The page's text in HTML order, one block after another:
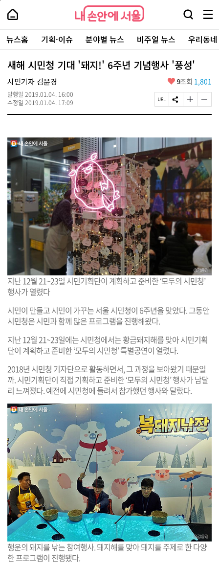
본
로
가
내
손
안
에
서
울
-
서
울
시
대
표
소
털
내
손
에
울
검
창
열
기
메
뉴
전
체
보
주
요
서
뉴스홈 기획·이슈 분야별 뉴스 비주얼 뉴스 우리동
새해 시민청 기대 '돼지!' 6주년 기념행사 '풍성'
시민기자 김윤경
발행일 2019.01.04. 16:00
수정일 2019.01.04. 17:09
좋
요
9조회 1,801
페
이
R
L
복
사
S
N
유
하
기
글
자
크
게
변
경
하
기
글
자
작
게
경
하
기
지난 12월 21~23일 시민기획단이 계획하고 준비한 ‘모두의 시민청’
행사가 열렸다
시민이 만들고 시민이 가꾸는 서울 시민청이 6주년을 맞았다. 그동안
시민청은 시민과 함께 많은 프로그램을 진행해왔다.
지난 12월 21~23일에는 시민청에서는 황금돼지해를 맞아 시민기획
단이 계획하고 준비한 ‘모두의 시민청’ 특별공연이 열렸다.
2018년 시민청 기자단으로 활동하면서, 그 과정을 보아왔기 때문일
까. 시민기획단이 직접 기획하고 준비한 ‘모두의 시민청’ 행사가 남달
리 느껴졌다. 예전에 시민청에 들려서 참가했던 행사와 달랐다.
행운의 돼지를 낚는 참여행사. 돼지해를 맞아 돼지를 주제로 한 다양
한 프로그램이 진행됐다.
페
상
단
로